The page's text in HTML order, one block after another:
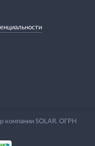
компании SOLAR. ОГРН